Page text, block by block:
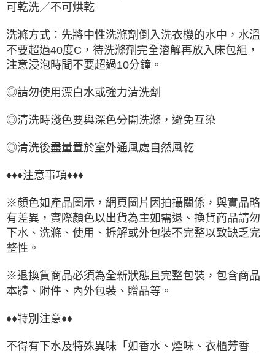
可乾洗／不可烘乾
洗滌方式：先將中性洗滌劑倒入洗衣機的水中，水溫
不要超過40度C，待洗滌劑完全溶解再放入床包組，
注意浸泡時間不要超過10分鐘。
◎請勿使用漂白水或強力清洗劑
◎清洗時淺色要與深色分開洗滌，避免互染
◎清洗後盡量置於室外通風處自然風乾
♦♦♦注意事項♦♦♦
※顏色如產品圖示，網頁圖片因拍攝關係，與實品略
有差異，實際顏色以出貨為主如需退、換貨商品請勿
下水、洗滌、使用、拆解或外包裝不完整以致缺乏完
整性。
※退換貨商品必須為全新狀態且完整包裝，包含商品
本體、附件、內外包裝、贈品等。
♦♦特別注意♦♦
不得有下水及特殊異味「如香水、煙味、衣櫃芳香